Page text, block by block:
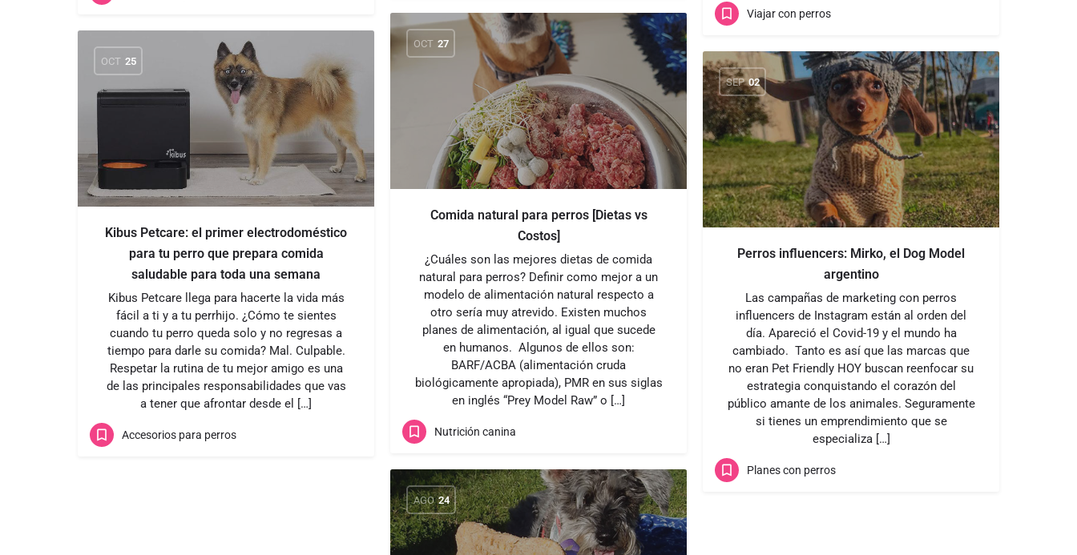
Viajar con perros
OCT 27
Comida natural para perros [Dietas vs
Costos]
¿Cuáles son las mejores dietas de comida
natural para perros? Definir como mejor a un
modelo de alimentación natural respecto a
otro sería muy atrevido. Existen muchos
planes de alimentación, al igual que sucede
en humanos. Algunos de ellos son:
BARF/ACBA (alimentación cruda
biológicamente apropiada), PMR en sus siglas
en inglés “Prey Model Raw” o […]
Nutrición canina
OCT 25
Kibus Petcare: el primer electrodoméstico
para tu perro que prepara comida
saludable para toda una semana
Kibus Petcare llega para hacerte la vida más
fácil a ti y a tu perrhijo. ¿Cómo te sientes
cuando tu perro queda solo y no regresas a
tiempo para darle su comida? Mal. Culpable.
Respetar la rutina de tu mejor amigo es una
de las principales responsabilidades que vas
a tener que afrontar desde el […]
Accesorios para perros
SEP 02
Perros influencers: Mirko, el Dog Model
argentino
Las campañas de marketing con perros
influencers de Instagram están al orden del
día. Apareció el Covid-19 y el mundo ha
cambiado. Tanto es así que las marcas que
no eran Pet Friendly HOY buscan reenfocar su
estrategia conquistando el corazón del
público amante de los animales. Seguramente
si tienes un emprendimiento que se
especializa […]
Planes con perros
AGO 24